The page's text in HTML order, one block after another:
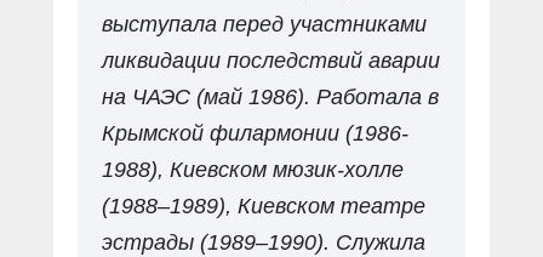
выступала перед участниками
ликвидации последствий аварии
на ЧАЭС (май 1986). Работала в
Крымской филармонии (1986-
1988), Киевском мюзик-холле
(1988–1989), Киевском театре
эстрады (1989–1990). Служила